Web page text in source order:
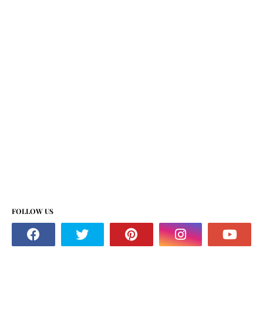
FOLLOW US